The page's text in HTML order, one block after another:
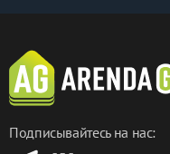
Подписывайтесь на нас: